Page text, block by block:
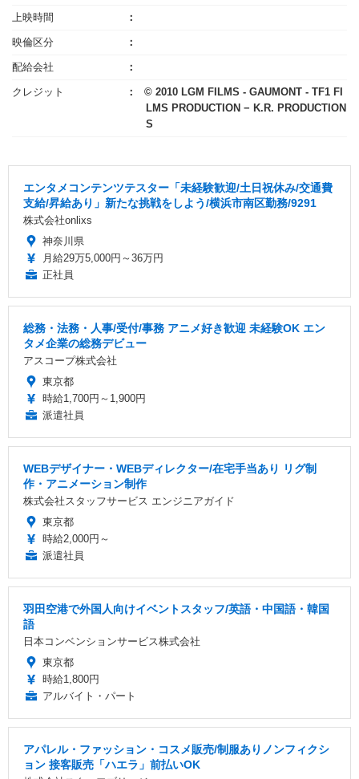
上映時間
映倫区分
配給会社
クレジット
© 2010 LGM FILMS - GAUMONT - TF1 FI
LMS PRODUCTION − K.R. PRODUCTION
S
エンタメコンテンツテスター「未経験歓迎/土日祝休み/交通費
支給/昇給あり」新たな挑戦をしよう/横浜市南区勤務/9291
株式会社onlixs
神奈川県
月給29万5,000円～36万円
正社員
総務・法務・人事/受付/事務 アニメ好き歓迎 未経験OK エン
タメ企業の総務デビュー
アスコープ株式会社
東京都
時給1,700円～1,900円
派遣社員
WEBデザイナー・WEBディレクター/在宅手当あり リグ制
作・アニメーション制作
株式会社スタッフサービス エンジニアガイド
東京都
時給2,000円～
派遣社員
羽田空港で外国人向けイベントスタッフ/英語・中国語・韓国
語
日本コンベンションサービス株式会社
東京都
時給1,800円
アルバイト・パート
アパレル・ファッション・コスメ販売/制服ありノンフィクシ
ョン 接客販売「ハエラ」前払いOK